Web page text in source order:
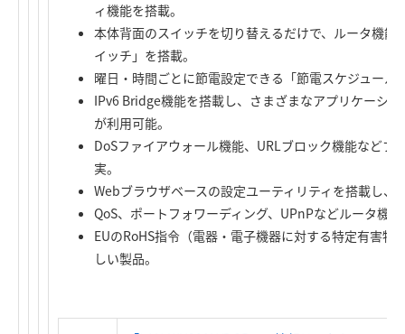
ィ機能を搭載。
本体背面のスイッチを切り替えるだけで、ルータ機
イッチ」を搭載。
曜日・時間ごとに節電設定できる「節電スケジュール
IPv6 Bridge機能を搭載し、さまざまなアプリケーシ
が利用可能。
DoSファイアウォール機能、URLブロック機能などブ
実。
Webブラウザベースの設定ユーティリティを搭載し、
QoS、ポートフォワーディング、UPnPなどルータ機
EUのRoHS指令（電器・電子機器に対する特定有害物
しい製品。